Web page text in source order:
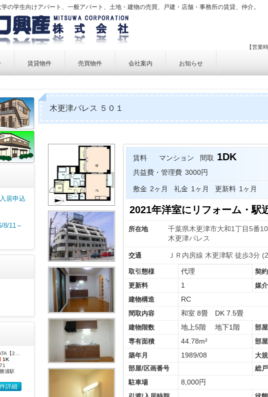
の学生向けアパート、一般アパート、土地・建物の売買、戸建・店舗・事務所の賃貸、仲介。
【営業
賃貸物件
賃貸物件検索
売買物件
売買物件検索
会社案内
お問い合せ
お知らせ
木更津パレス ５０１
賃料 マンション 間取 1DK
共益費・管理費 3000円
敷金 2ヶ月 礼金 1ヶ月 更新料 1ヶ月
2021年洋室にリフォーム・駅
所在地
千葉県木更津市大和1丁目5番
木更津パレス
交通 ＪＲ内房線 木更津駅 徒歩3分
取引態様 代理 契
更新料 1 媒
建物構造 RC
間取内容 和室 8畳 DK 7.5畳
建物階数 地上5階 地下1階 部
専有面積 44.78m² 部
築年月 1989/08
大
部屋/区画番号
総
駐車場
8,000円
居申込
8/11～
込受付開始しました！】
1K
浦駅
詳細